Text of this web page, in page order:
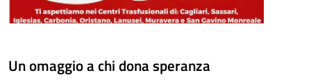
Un omaggio a chi dona speranza